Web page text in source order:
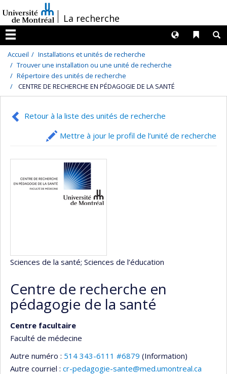
au
contenu
/La recherche
Menu
Liens
Langues
Accueil
Installations et unités de recherche
Trouver une installation ou une unité de recherche
Répertoire des unités de recherche
CENTRE DE RECHERCHE EN PÉDAGOGIE DE LA SANTÉ
Retour à la liste des unités de recherche
Mettre à jour le profil de l’unité de recherche
Sciences de la santé; Sciences de l’éducation
Centre de recherche en
pédagogie de la santé
Centre facultaire
Faculté de médecine
Autre numéro : 514 343-6111 #6879 (Information)
Autre courriel : cr-pedagogie-sante@med.umontreal.ca